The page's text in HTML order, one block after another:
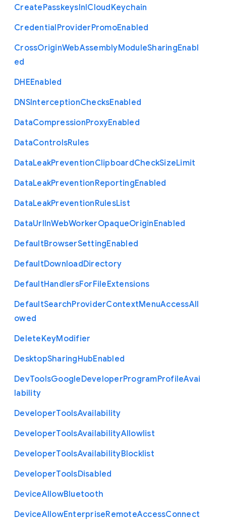
CreatePasskeysInICloudKeychain
CredentialProviderPromoEnabled
CrossOriginWebAssemblyModuleSharingEnabl
ed
DHEEnabled
DNSInterceptionChecksEnabled
DataCompressionProxyEnabled
DataControlsRules
DataLeakPreventionClipboardCheckSizeLimit
DataLeakPreventionReportingEnabled
DataLeakPreventionRulesList
DataUrlInWebWorkerOpaqueOriginEnabled
DefaultBrowserSettingEnabled
DefaultDownloadDirectory
DefaultHandlersForFileExtensions
DefaultSearchProviderContextMenuAccessAll
owed
DeleteKeyModifier
DesktopSharingHubEnabled
DevToolsGoogleDeveloperProgramProfileAvai
lability
DeveloperToolsAvailability
DeveloperToolsAvailabilityAllowlist
DeveloperToolsAvailabilityBlocklist
DeveloperToolsDisabled
DeviceAllowBluetooth
DeviceAllowEnterpriseRemoteAccessConnect